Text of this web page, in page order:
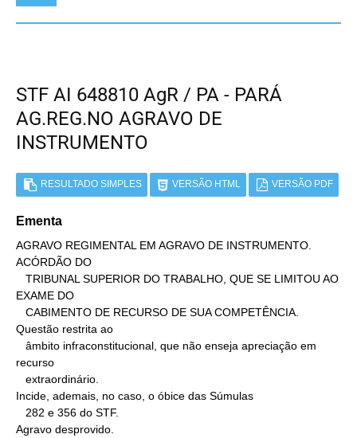
STF AI 648810 AgR / PA - PARÁ
AG.REG.NO AGRAVO DE
INSTRUMENTO
RESULTADO SIMPLES VERSÃO HTML VERSÃO PDF
Ementa
AGRAVO REGIMENTAL EM AGRAVO DE INSTRUMENTO.
ACÓRDÃO DO
EXAME DO
Questão restrita ao
recurso
Incide, ademais, no caso, o óbice das Súmulas
Agravo desprovido.